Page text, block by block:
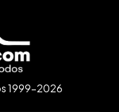
1999-2026